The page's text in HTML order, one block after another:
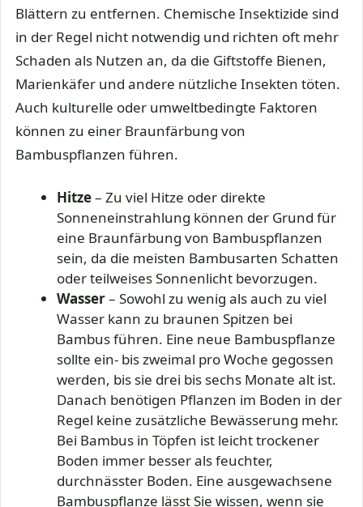
Blättern zu entfernen. Chemische Insektizide sind
in der Regel nicht notwendig und richten oft mehr
Schaden als Nutzen an, da die Giftstoffe Bienen,
Marienkäfer und andere nützliche Insekten töten.
Auch kulturelle oder umweltbedingte Faktoren
können zu einer Braunfärbung von
Bambuspflanzen führen.
Hitze– Zu viel Hitze oder direkte
Sonneneinstrahlung können der Grund für
eine Braunfärbung von Bambuspflanzen
sein, da die meisten Bambusarten Schatten
oder teilweises Sonnenlicht bevorzugen.
Wasser– Sowohl zu wenig als auch zu viel
Wasser kann zu braunen Spitzen bei
Bambus führen. Eine neue Bambuspflanze
sollte ein- bis zweimal pro Woche gegossen
werden, bis sie drei bis sechs Monate alt ist.
Danach benötigen Pflanzen im Boden in der
Regel keine zusätzliche Bewässerung mehr.
Bei Bambus in Töpfen ist leicht trockener
Boden immer besser als feuchter,
durchnässter Boden. Eine ausgewachsene
Bambuspflanze lässt Sie wissen, wenn sie